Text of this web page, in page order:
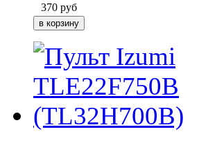
370 руб